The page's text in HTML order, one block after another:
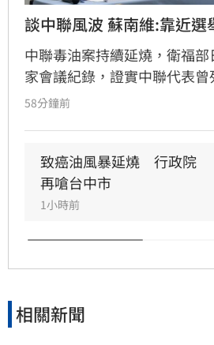
談中聯風波 蘇南維:靠近選
中聯毒油案持續延燒，衛福
家會議紀錄，證實中聯代表
疑，與會的台大教授蘇南維還
演變為政治議題，並解釋當
準」是基於營養標示的務實
正）
58分鐘前
致癌油風暴延燒　行政院
再嗆台中市
1小時前
相關新聞